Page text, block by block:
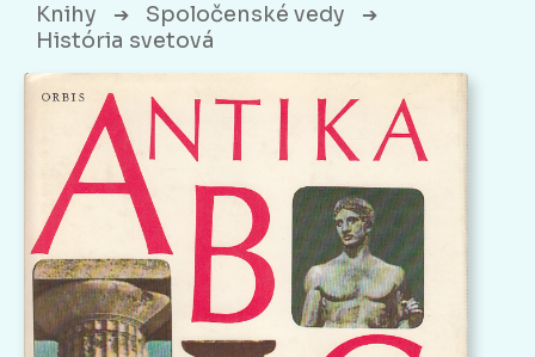
Knihy ➔ Spoločenské vedy ➔
História svetová